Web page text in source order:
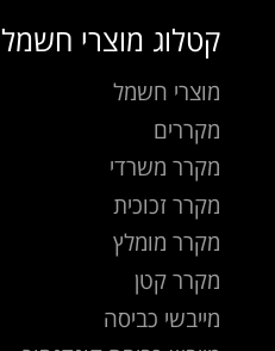
קטלוג מוצרי חשמל
מוצרי חשמל
מקררים
מקרר משרדי
מקרר זכוכית
מקרר מומלץ
מקרר קטן
מייבשי כביסה